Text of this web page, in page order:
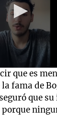
que es
fama de
que